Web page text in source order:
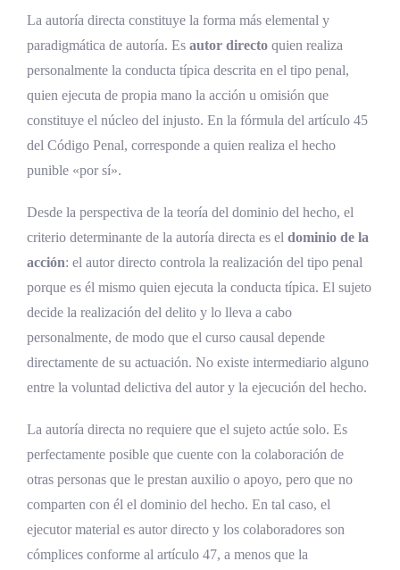
La autoría directa constituye la forma más elemental y
paradigmática de autoría. Es autor directo quien realiza
personalmente la conducta típica descrita en el tipo penal,
quien ejecuta de propia mano la acción u omisión que
constituye el núcleo del injusto. En la fórmula del artículo 45
del Código Penal, corresponde a quien realiza el hecho
punible «por sí».
Desde la perspectiva de la teoría del dominio del hecho, el
criterio determinante de la autoría directa es el dominio de la
acción: el autor directo controla la realización del tipo penal
porque es él mismo quien ejecuta la conducta típica. El sujeto
decide la realización del delito y lo lleva a cabo
personalmente, de modo que el curso causal depende
directamente de su actuación. No existe intermediario alguno
entre la voluntad delictiva del autor y la ejecución del hecho.
La autoría directa no requiere que el sujeto actúe solo. Es
perfectamente posible que cuente con la colaboración de
otras personas que le prestan auxilio o apoyo, pero que no
comparten con él el dominio del hecho. En tal caso, el
ejecutor material es autor directo y los colaboradores son
cómplices conforme al artículo 47, a menos que la